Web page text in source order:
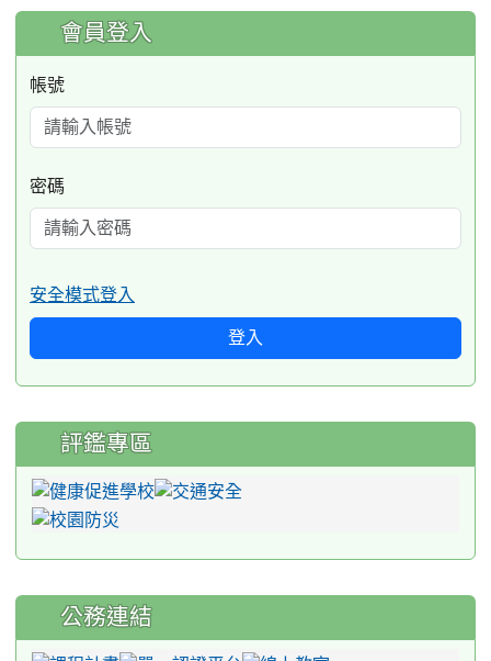
:::
會員登入
帳號
密碼
安全模式登入
登入
評鑑專區
公務連結